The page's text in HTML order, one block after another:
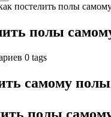
постелить полы
полы
0 tags
самому
полы